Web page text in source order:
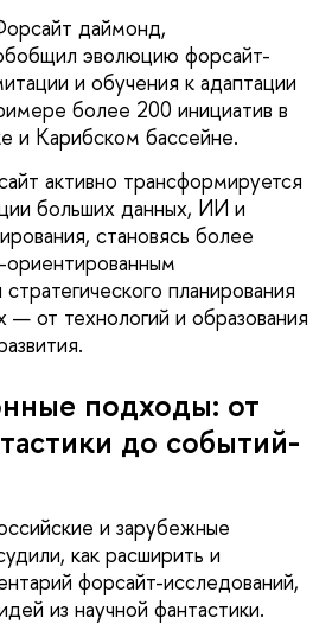
даймонд,
эволюцию форсайт-
и обучения к адаптации
более 200 инициатив в
и Карибском бассейне.
активно трансформируется
больших данных, ИИ и
становясь более
планирования
— от технологий и образования
подходы: от
до событий-
и зарубежные
как расширить и
форсайт-исследований,
из научной фантастики.